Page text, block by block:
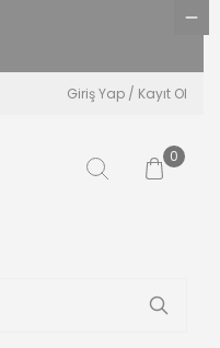
Giriş Yap / Kayıt Ol
0